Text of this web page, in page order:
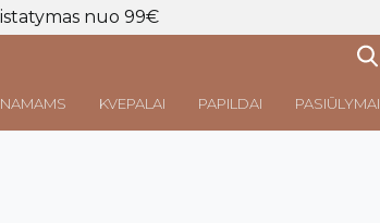
nuo 99€
NAMAMS KVEPALAI PAPILDAI PASIŪLYMAI